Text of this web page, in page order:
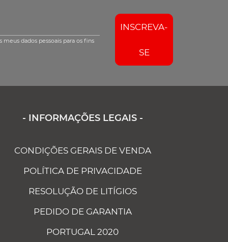
meus dados pessoais para os fins
INSCREVA-
SE
- INFORMAÇÕES LEGAIS -
CONDIÇÕES GERAIS DE VENDA
POLÍTICA DE PRIVACIDADE
RESOLUÇÃO DE LITÍGIOS
PEDIDO DE GARANTIA
PORTUGAL 2020